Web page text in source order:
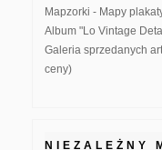
Mapzorki - Mapy
Album "Lo Vintage
Galeria sprzedanych
ceny)
NIEZALEŻNY